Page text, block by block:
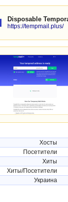
Disposable
https://tempmail.plus/
Хосты
Посетители
Хиты
Хиты/Посетители
Украина